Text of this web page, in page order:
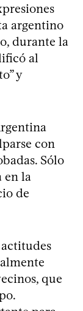
argentino
durante la
al
y
con
Sólo
en la
de
que